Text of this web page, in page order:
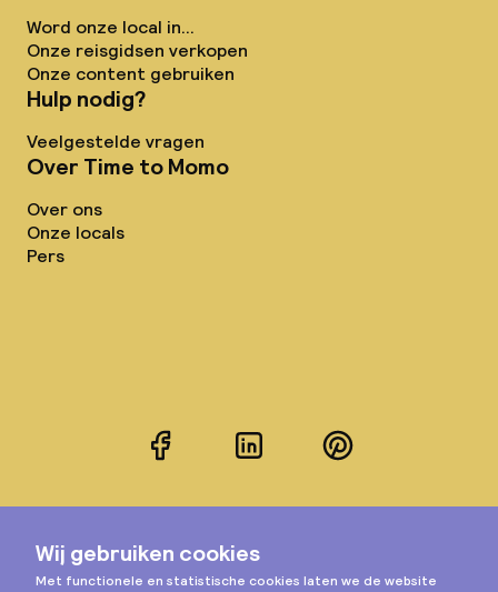
Word onze local in...
Onze reisgidsen verkopen
Onze content gebruiken
Hulp nodig?
Veelgestelde vragen
Over Time to Momo
Over ons
Onze locals
Pers
FacebookLinkedInPinterest
Instagram